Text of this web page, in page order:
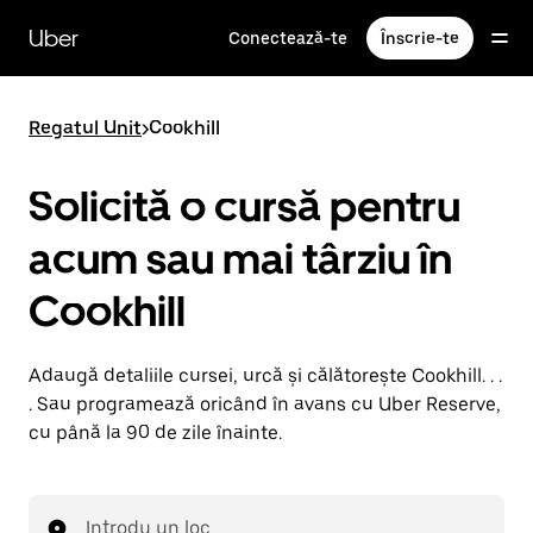
direct
conținutul
principal
Uber Conectează-te Înscrie-te
Regatul Unit>Cookhill
Solicită o cursă pentru
acum sau mai târziu în
Cookhill
Adaugă detaliile cursei, urcă și călătorește Cookhill. . .
. Sau programează oricând în avans cu Uber Reserve,
cu până la 90 de zile înainte.
Introdu un loc